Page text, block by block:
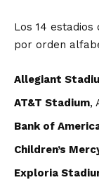
Los 14
por orden
Allegiant
AT&T Stadium,
Bank of
Children’s
Exploria